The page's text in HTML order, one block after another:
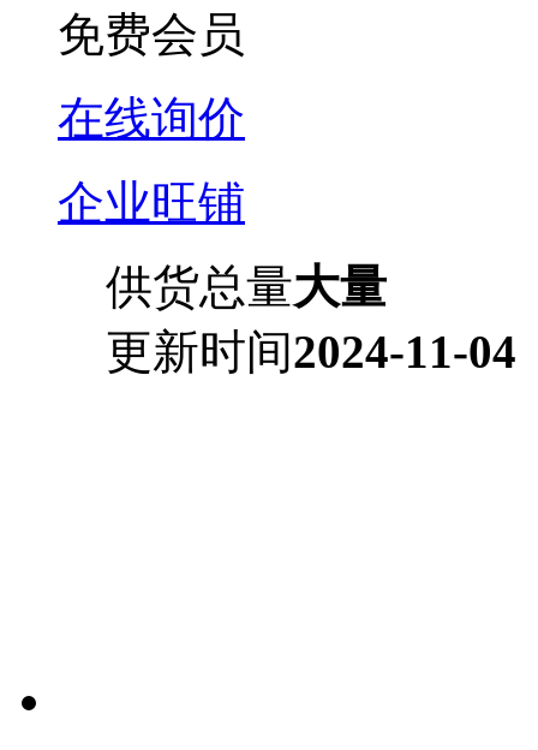
免费会员
在线询价
企业旺铺
供货总量大量
更新时间2024-11-04